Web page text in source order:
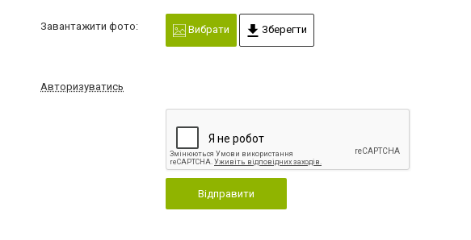
Завантажити фото: Вибрати Зберегти
Авторизуватись
Відправити